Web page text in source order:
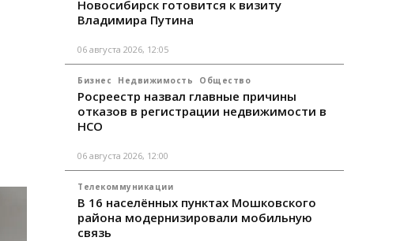
Новосибирск готовится к визиту
Владимира Путина
06 августа 2026, 12:05
Бизнес Недвижимость Общество
Росреестр назвал главные причины
отказов в регистрации недвижимости в
НСО
06 августа 2026, 12:00
Телекоммуникации
В 16 населённых пунктах Мошковского
района модернизировали мобильную
связь